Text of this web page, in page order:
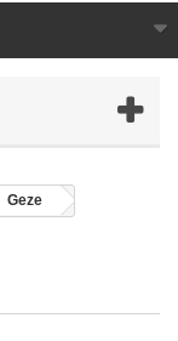
Geze